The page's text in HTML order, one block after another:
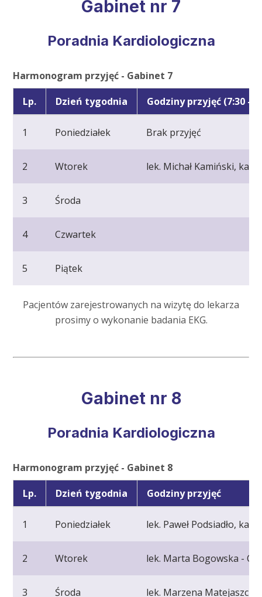
Gabinet nr 7
Poradnia Kardiologiczna
Harmonogram przyjęć - Gabinet 7
Lp.
Dzień tygodnia Godziny przyjęć (7:30 -
1 Poniedziałek Brak przyjęć
2 Wtorek lek. Michał Kamiński,
3 Środa
4 Czwartek
5 Piątek
Pacjentów zarejestrowanych na wizytę do lekarza
prosimy o wykonanie badania EKG.
Gabinet nr 8
Poradnia Kardiologiczna
Harmonogram przyjęć - Gabinet 8
Lp.
Dzień tygodnia Godziny przyjęć
1 Poniedziałek lek. Paweł Podsiadło,
2 Wtorek lek. Marta Bogowska -
3 Środa lek. Marzena